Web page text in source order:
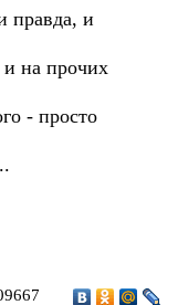
правда, и
на прочих
- просто